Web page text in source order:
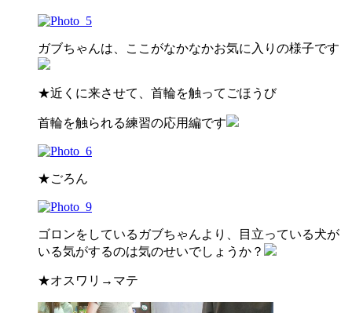
ガブちゃんは、ここがなかなかお気に入りの様子です
★近くに来させて、首輪を触ってごほうび
首輪を触られる練習の応用編です
★ごろん
ゴロンをしているガブちゃんより、目立っている犬が
いる気がするのは気のせいでしょうか？
★オスワリ→マテ